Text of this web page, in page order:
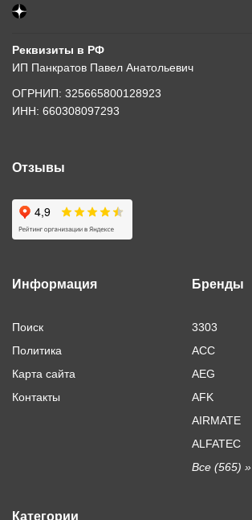
Реквизиты в РФ
ИП Панкратов Павел Анатольевич
ОГРНИП: 325665800128923
ИНН: 660308097293
Отзывы
Информация
Поиск
Политика
Карта сайта
Контакты
Бренды
3303
ACC
AEG
AFK
AIRMATE
ALFATEC
Все (565) »
Категории